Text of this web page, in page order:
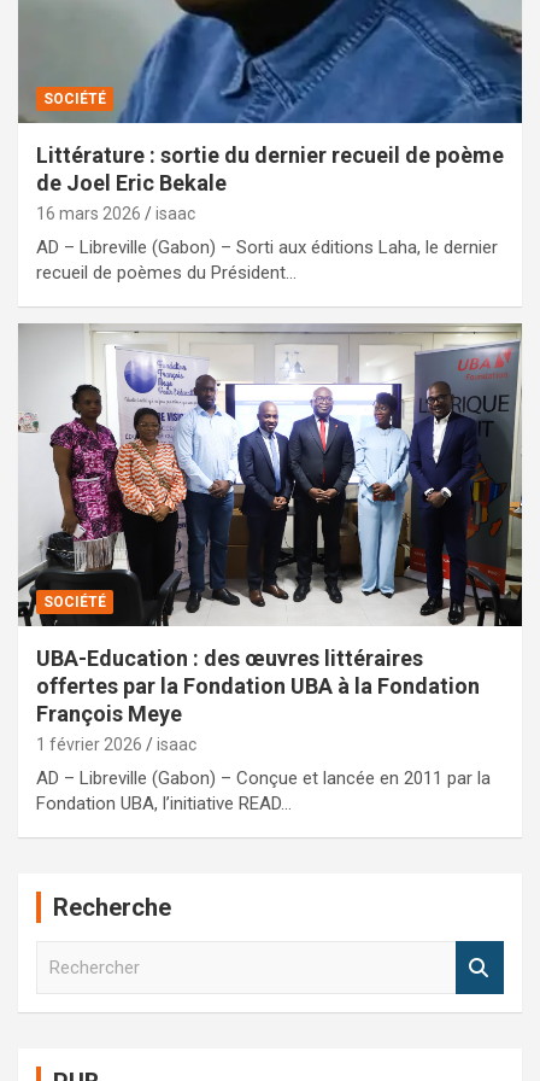
SOCIÉTÉ
Littérature : sortie du dernier recueil de poème
de Joel Eric Bekale
16 mars 2026 isaac
AD – Libreville (Gabon) – Sorti aux éditions Laha, le dernier
recueil de poèmes du Président…
SOCIÉTÉ
UBA-Education : des œuvres littéraires
offertes par la Fondation UBA à la Fondation
François Meye
1 février 2026 isaac
AD – Libreville (Gabon) – Conçue et lancée en 2011 par la
Fondation UBA, l’initiative READ…
Recherche